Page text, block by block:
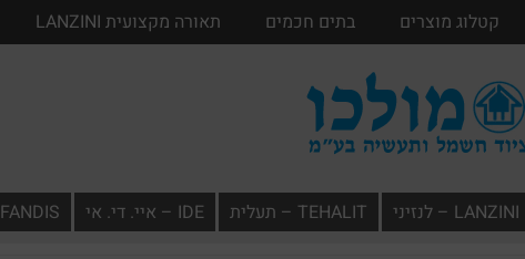
קטלוג מוצרים בתים חכמים תאורה מקצועית LANZINI
LANZINI – לנזיני TEHALIT – תעלית IDE – איי. די. אי FANDIS – פאנדיס
קטלוג מוצרים בתים חכמים תאורה מקצועית LANZINI